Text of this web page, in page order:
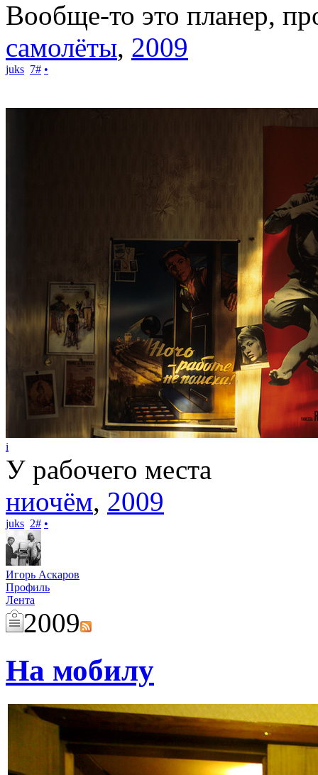
Вообще-то это планер,
самолёты, 2009
juks 7# •
i
У рабочего места
ниочём, 2009
juks 2# •
Игорь Аскаров
Профиль
Лента
2009
На мобилу